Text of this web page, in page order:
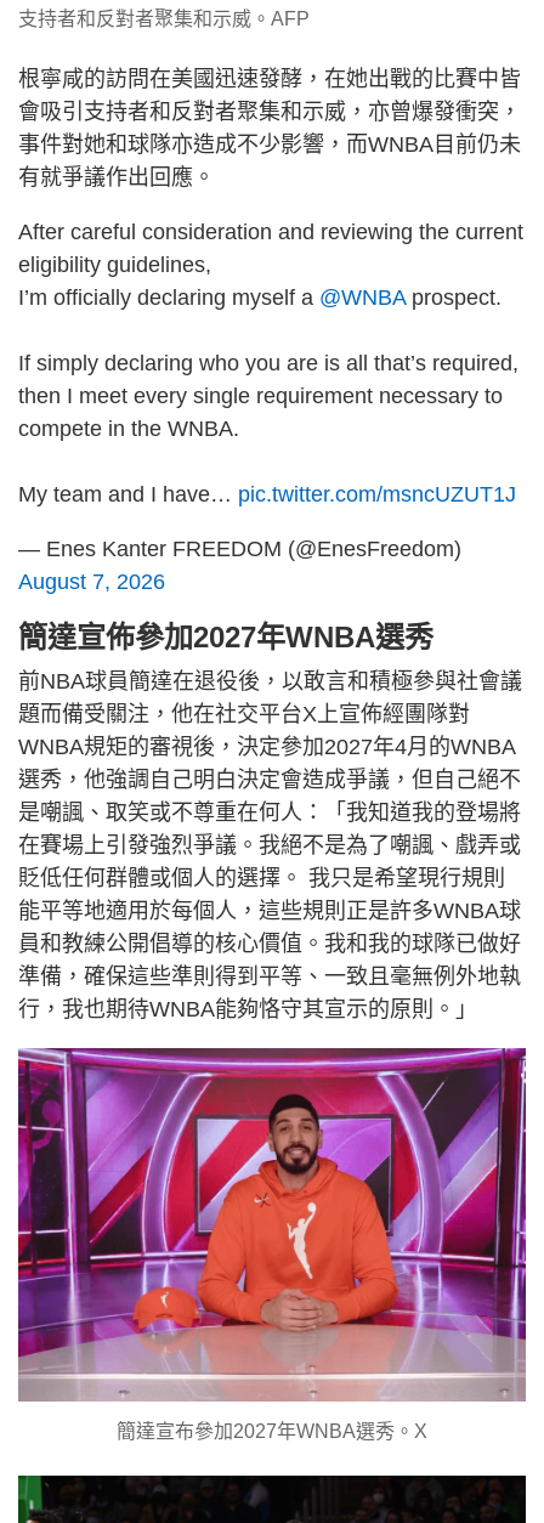
支持者和反對者聚集和示威。AFP
根寧咸的訪問在美國迅速發酵，在她出戰的比賽中皆
會吸引支持者和反對者聚集和示威，亦曾爆發衝突，
事件對她和球隊亦造成不少影響，而WNBA目前仍未
有就爭議作出回應。
After careful consideration and reviewing the current
eligibility guidelines,
I’m officially declaring myself a @WNBAprospect.
If simply declaring who you are is all that’s required,
then I meet every single requirement necessary to
compete in the WNBA.
My team and I have… pic.twitter.com/msncUZUT1J
— Enes Kanter FREEDOM (@EnesFreedom)
August 7, 2026
簡達宣佈參加2027年WNBA選秀
前NBA球員簡達在退役後，以敢言和積極參與社會議
題而備受關注，他在社交平台X上宣佈經團隊對
WNBA規矩的審視後，決定參加2027年4月的WNBA
選秀，他強調自己明白決定會造成爭議，但自己絕不
是嘲諷、取笑或不尊重在何人：「我知道我的登場將
在賽場上引發強烈爭議。我絕不是為了嘲諷、戲弄或
貶低任何群體或個人的選擇。 我只是希望現行規則
能平等地適用於每個人，這些規則正是許多WNBA球
員和教練公開倡導的核心價值。我和我的球隊已做好
準備，確保這些準則得到平等、一致且毫無例外地執
行，我也期待WNBA能夠恪守其宣示的原則。」
簡達宣布參加2027年WNBA選秀。X